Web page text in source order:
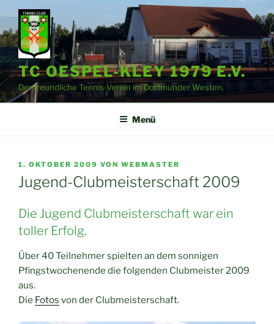
Zum
Inhalt
springen
TC OESPEL-KLEY 1979 E.V.
Der freundliche Tennis-Verein im Dortmunder Westen.
Menü
VERÖFFENTLICHT
AM
1. OKTOBER 2009 VON WEBMASTER
Jugend-Clubmeisterschaft 2009
Die Jugend Clubmeisterschaft war ein
toller Erfolg.
Über 40 Teilnehmer spielten an dem sonnigen
Pfingstwochenende die folgenden Clubmeister 2009
aus.
Die Fotos von der Clubmeisterschaft.